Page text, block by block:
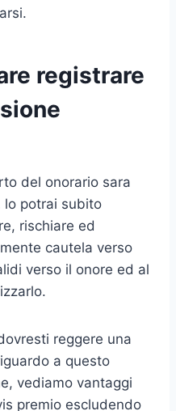
registrare
del onorario sara
lo potrai subito
rischiare ed
cautela verso
verso il onore ed al
reggere una
a questo
vediamo vantaggi
premio escludendo